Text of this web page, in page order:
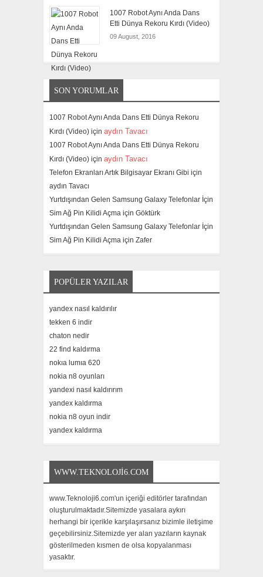
1007 Robot Aynı Anda Dans
Etti Dünya Rekoru Kırdı (Video)
09 August, 2016
SON YORUMLAR
1007 Robot Aynı Anda Dans Etti Dünya Rekoru
Kırdı (Video) için aydın Tavacı
1007 Robot Aynı Anda Dans Etti Dünya Rekoru
Kırdı (Video) için aydın Tavacı
Telefon Ekranları Artık Bilgisayar Ekranı Gibi için
aydın Tavacı
Yurtdışından Gelen Samsung Galaxy Telefonlar İçin
Sim Ağ Pin Kilidi Açma için Göktürk
Yurtdışından Gelen Samsung Galaxy Telefonlar İçin
Sim Ağ Pin Kilidi Açma için Zafer
POPÜLER YAZILAR
yandex nasıl kaldırılır
tekken 6 indir
chaton nedir
22 find kaldırma
nokıa lumıa 620
nokia n8 oyunları
yandexi nasıl kaldırırım
yandex kaldırma
nokia n8 oyun indir
yandex kaldırma
WWW.TEKNOLOJI6.COM
www.Teknoloji6.com'un içeriği editörler tarafından
oluşturulmaktadır.Sitemizde yasalara aykırı
herhangi bir içerikle karşılaşırsanız bizimle iletişime
geçebilirsiniz.Sitemizde yer alan yazıların kaynak
gösterilmeden kısmen de olsa kopyalanması
yasaktır.